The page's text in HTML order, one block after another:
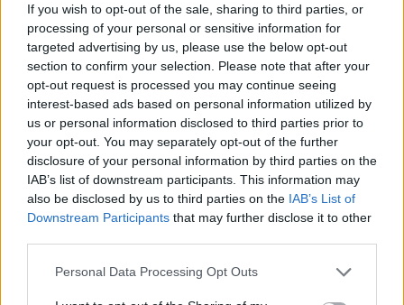
If you wish to opt-out of the sale, sharing to third parties, or
processing of your personal or sensitive information for
targeted advertising by us, please use the below opt-out
section to confirm your selection. Please note that after your
opt-out request is processed you may continue seeing
interest-based ads based on personal information utilized by
us or personal information disclosed to third parties prior to
your opt-out. You may separately opt-out of the further
disclosure of your personal information by third parties on the
IAB’s list of downstream participants. This information may
also be disclosed by us to third parties on the IAB’s List of
Downstream Participants that may further disclose it to other
Personal Data Processing Opt Outs